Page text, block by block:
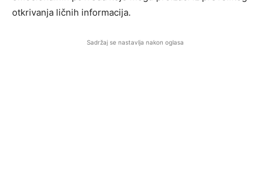
otkrivanja ličnih informacija.
Sadržaj se nastavlja nakon oglasa